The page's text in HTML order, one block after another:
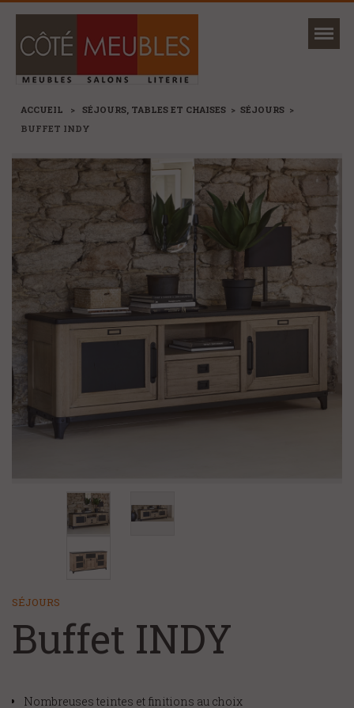
Mon magasin
NOUVEAUTÉS
MARQUES
+
CANAPÉS ET FAUTEUILS
+
SÉJOURS, TABLES ET CHAISES
MEUBLES
RANGEMENTS
+
CHAMBRE ET LITERIE
NOS MAGASINS
NOS SERVICES
ACCUEIL > SÉJOURS, TABLES ET CHAISES > SÉJOURS >
BUFFET INDY
SÉJOURS
Buffet INDY
Nombreuses teintes et finitions au choix